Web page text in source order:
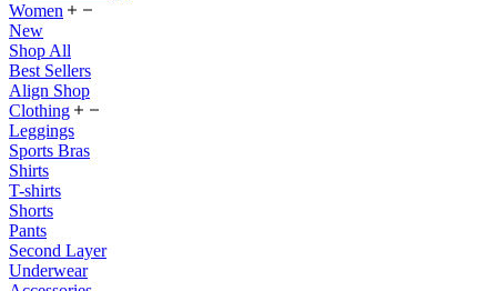
Women
New
Shop All
Best Sellers
Align Shop
Clothing
Leggings
Sports Bras
Shirts
T-shirts
Shorts
Pants
Second Layer
Underwear